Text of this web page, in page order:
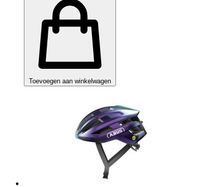
Toevoegen aan winkelwagen